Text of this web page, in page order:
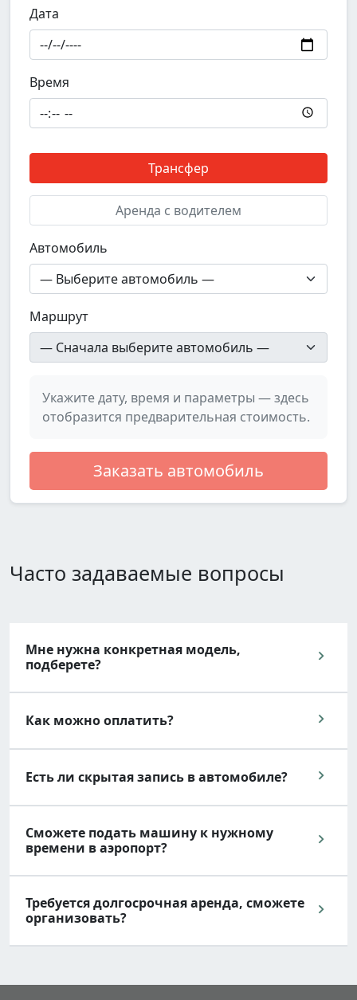
Дата
Время
Трансфер
Аренда с водителем
Автомобиль
Маршрут
Укажите дату, время и параметры — здесь
отобразится предварительная стоимость.
Заказать автомобиль
Часто задаваемые вопросы
Мне нужна конкретная модель,
подберете?
Как можно оплатить?
Есть ли скрытая запись в автомобиле?
Сможете подать машину к нужному
времени в аэропорт?
Требуется долгосрочная аренда, сможете
организовать?